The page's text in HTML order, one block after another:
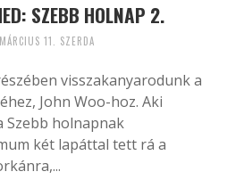
SZEBB HOLNAP 2.
11. SZERDA
visszakanyarodunk a
John Woo-hoz. Aki
Szebb holnapnak
két lapáttal tett rá a